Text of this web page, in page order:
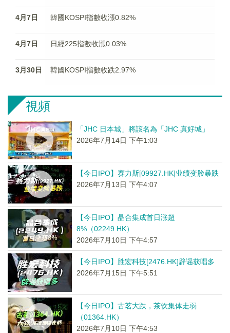
4月7日 韓國KOSPI指數收漲0.82%
4月7日 日經225指數收漲0.03%
3月30日 韓國KOSPI指數收跌2.97%
視頻
「JHC 日本城」將該名為「JHC 真好城」
2026年7月14日 下午1:03
【今日IPO】赛力斯[09927.HK]业绩变脸暴跌
2026年7月13日 下午4:07
【今日IPO】晶合集成首日涨超
8%（02249.HK）
2026年7月10日 下午4:57
【今日IPO】胜宏科技[2476.HK]辟谣获唱多
2026年7月15日 下午5:51
【今日IPO】古茗大跌，茶饮集体走弱
（01364.HK）
2026年7月10日 下午4:53